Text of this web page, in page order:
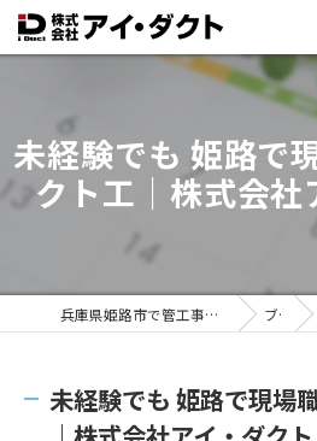
未経験でも 姫路で
クト工｜株式会
兵庫県姫路市で管工事の求人なら株式会社アイ・ダクト ブログ
未経験でも 姫路で現場